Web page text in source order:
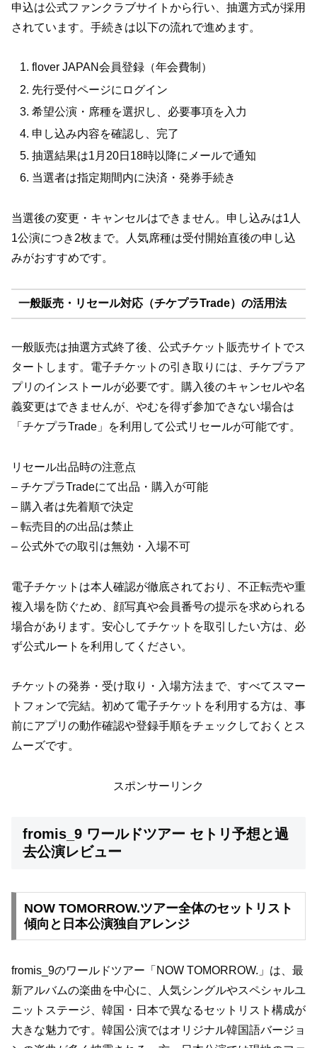
申込は公式ファンクラブサイトから行い、抽選方式が採用
されています。手続きは以下の流れで進めます。
flover JAPAN会員登録（年会費制）
先行受付ページにログイン
希望公演・席種を選択し、必要事項を入力
申し込み内容を確認し、完了
抽選結果は1月20日18時以降にメールで通知
当選者は指定期間内に決済・発券手続き
当選後の変更・キャンセルはできません。申し込みは1人
1公演につき2枚まで。人気席種は受付開始直後の申し込
みがおすすめです。
一般販売・リセール対応（チケプラTrade）の活用法
一般販売は抽選方式終了後、公式チケット販売サイトでス
タートします。電子チケットの引き取りには、チケプラア
プリのインストールが必要です。購入後のキャンセルや名
義変更はできませんが、やむを得ず参加できない場合は
「チケプラTrade」を利用して公式リセールが可能です。
リセール出品時の注意点
– チケプラTradeにて出品・購入が可能
– 購入者は先着順で決定
– 転売目的の出品は禁止
– 公式外での取引は無効・入場不可
電子チケットは本人確認が徹底されており、不正転売や重
複入場を防ぐため、顔写真や会員番号の提示を求められる
場合があります。安心してチケットを取引したい方は、必
ず公式ルートを利用してください。
チケットの発券・受け取り・入場方法まで、すべてスマー
トフォンで完結。初めて電子チケットを利用する方は、事
前にアプリの動作確認や登録手順をチェックしておくとス
ムーズです。
スポンサーリンク
fromis_9 ワールドツアー セトリ予想と過
去公演レビュー
NOW TOMORROW.ツアー全体のセットリスト
傾向と日本公演独自アレンジ
fromis_9のワールドツアー「NOW TOMORROW.」は、最
新アルバムの楽曲を中心に、人気シングルやスペシャルユ
ニットステージ、韓国・日本で異なるセットリスト構成が
大きな魅力です。韓国公演ではオリジナル韓国語バージョ